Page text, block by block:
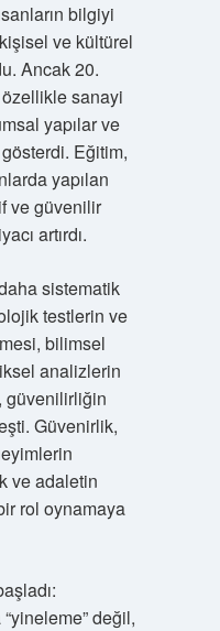
bilgiyi
ve kültürel
Ancak 20.
özellikle sanayi
yapılar ve
Eğitim,
yapılan
ve güvenilir
artırdı.
sistematik
testlerin ve
bilimsel
analizlerin
güvenilirliğin
Güvenirlik,
ve adaletin
rol oynamaya
değil,